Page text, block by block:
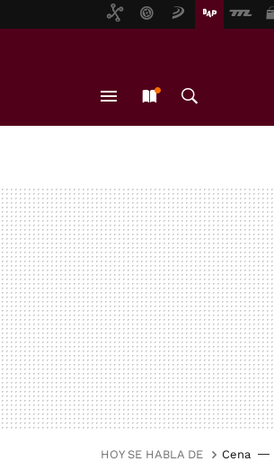
HOY SE HABLA DE Cena